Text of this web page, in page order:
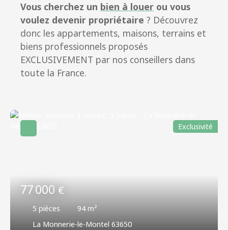
Vous cherchez un bien à louer ou vous
voulez devenir propriétaire ? Découvrez
donc les appartements, maisons, terrains et
biens professionnels proposés
EXCLUSIVEMENT par nos conseillers dans
toute la France.
77 000€
5 pièces 94m²
La Monnerie-le-Montel 63650
Exclusivité